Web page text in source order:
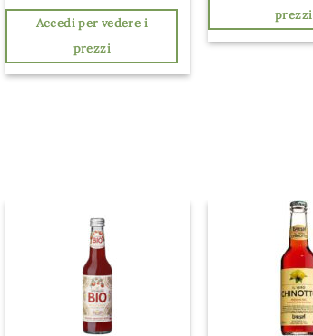
Accedi per vedere i
prezzi
prezzi